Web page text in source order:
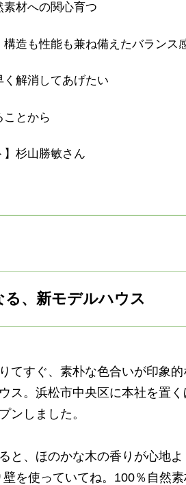
材への関心育つ
造も性能も兼ね備えたバランス
解消してあげたい
ことから
】杉山勝敏さん
、新モデルハウス
てすぐ、素朴な色合いが印象
ス。浜松市中央区に本社を置
ンしました。
と、ほのかな木の香りが心地
を使っていてね。100％自然